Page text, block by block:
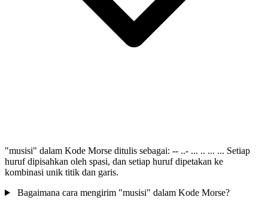
"musisi" dalam Kode Morse ditulis sebagai: -- ..- ... .. ... ... Setiap
huruf dipisahkan oleh spasi, dan setiap huruf dipetakan ke
kombinasi unik titik dan garis.
Bagaimana cara mengirim "musisi" dalam Kode Morse?